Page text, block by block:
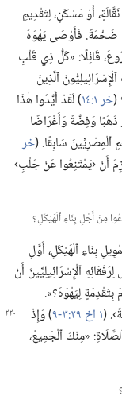
أَوْ مَسْكَنٍ،‏ لِتَقْدِيمِ
ضَخْمَةً.‏ فَأَوْصَى يَهْوَهُ
قَائِلًا:‏ «كُلُّ ذِي قَلْبٍ
ٱلَّذِينَ
(‏خر ١:‏١٤
‏)‏ لَقَدْ أَيَّدُوا هٰذَا
وَفِضَّةً وَأَغْرَاضًا
ٱلْمِصْرِيِّينَ سَابِقًا.‏ (‏خر
أَنْ ‹يَمْتَنِعُوا عَنْ جَلْبِ›
مِنْ أَجْلِ بِنَاءِ ٱلْهَيْكَلِ؟‏
بِنَاءِ ٱلْهَيْكَلِ،‏ أَوَّلِ
ٱلْإِسْرَائِيلِيِّينَ أَنْ
بِتَقْدِمَةٍ لِيَهْوَهَ؟‏».‏
(‏١ اخ ٢٩:‏​٣-‏٩
‏)‏ وَإِذْ
«مِنْكَ ٱلْجَمِيعُ،‏